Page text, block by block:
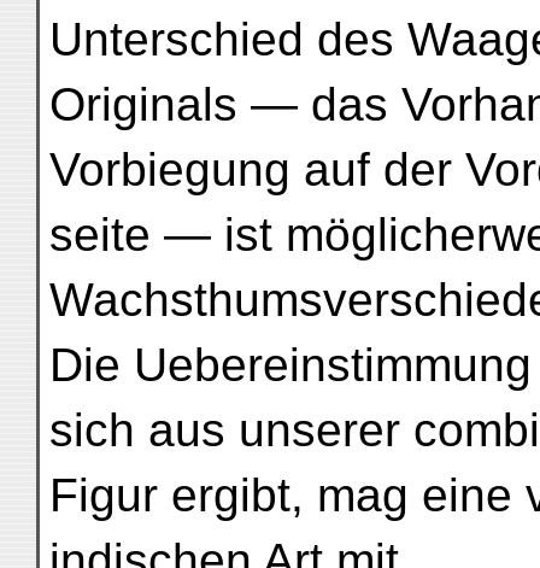
Unterschied des
Originals — das
Vorbiegung auf der
seite — ist
Die
sich aus unserer
Figur ergibt, mag eine